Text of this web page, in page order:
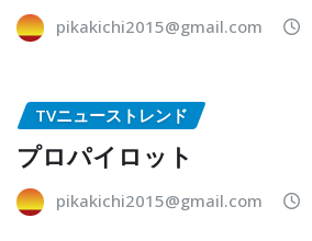
pikakichi2015@gmail.com
TVニューストレンド
プロパイロット
pikakichi2015@gmail.com